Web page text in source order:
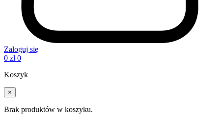
Zaloguj się
0 zł 0
Koszyk
×
Brak produktów w koszyku.